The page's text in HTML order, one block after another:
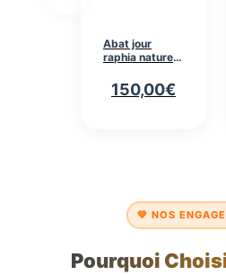
Abat jour
raphia naturel
diamètre 35cm
150,00€
💚 NOS
Pourquoi